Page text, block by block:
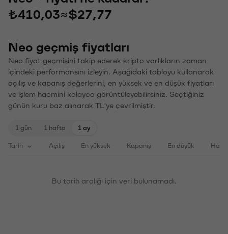
₺410,03≈$27,77
Neo geçmiş fiyatları
Neo fiyat geçmişini takip ederek kripto varlıkların zaman
içindeki performansını izleyin. Aşağıdaki tabloyu kullanarak
açılış ve kapanış değerlerini, en yüksek ve en düşük fiyatları
ve işlem hacmini kolayca görüntüleyebilirsiniz. Seçtiğiniz
günün kuru baz alınarak TL'ye çevrilmiştir.
1 gün 1 hafta 1 ay
Tarih Açılış En yüksek Kapanış En düşük
Bu tarih aralığı için veri bulunamadı.